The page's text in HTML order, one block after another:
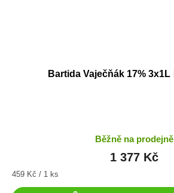
Bartida Vaječňák 17% 3x1L
Běžně na prodejně
1 377 Kč
Měrná
459 Kč / 1 ks